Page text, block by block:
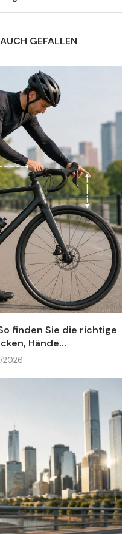
GEFALLEN
finden Sie die richtige
Hände...